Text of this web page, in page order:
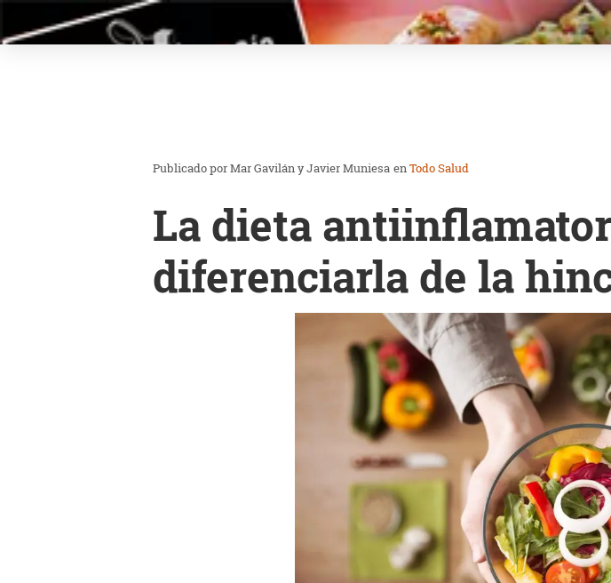
Mar Gavilán y Javier Muniesa enTodo Salud
La dieta
diferenciarla de la